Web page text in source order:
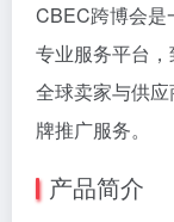
CBEC跨博会是
专业服务平台
全球卖家与供
牌推广服务。
产品简介